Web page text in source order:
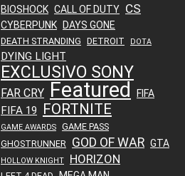
BIOSHOCK CALL OF DUTY CS
CYBERPUNK DAYS GONE
DEATH STRANDING DETROIT DOTA
DYING LIGHT
EXCLUSIVO SONY
FAR CRY Featured FIFA
FIFA 19 FORTNITE
GAME AWARDS
GAME PASS
GHOSTRUNNER GOD OF WAR GTA
HOLLOW KNIGHT HORIZON